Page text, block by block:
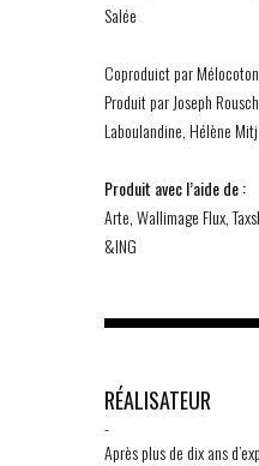
Salée
Coproduict par Mélocoton
Produit par Joseph
Laboulandine, Hélène
Produit avec l’aide de :
Arte, Wallimage Flux,
&ING
RÉALISATEUR
-
Après plus de dix ans